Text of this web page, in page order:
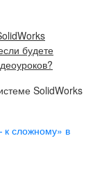
будете
SolidWorks
к сложному» в